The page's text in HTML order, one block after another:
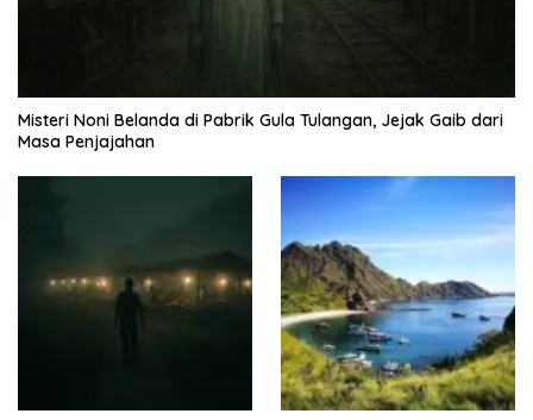
Misteri Noni Belanda di Pabrik Gula Tulangan, Jejak Gaib dari
Masa Penjajahan